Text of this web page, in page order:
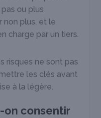
pas ou plus
non plus, et le
charge par un tiers.
risques ne sont pas
les clés avant
à la légère.
on consentir